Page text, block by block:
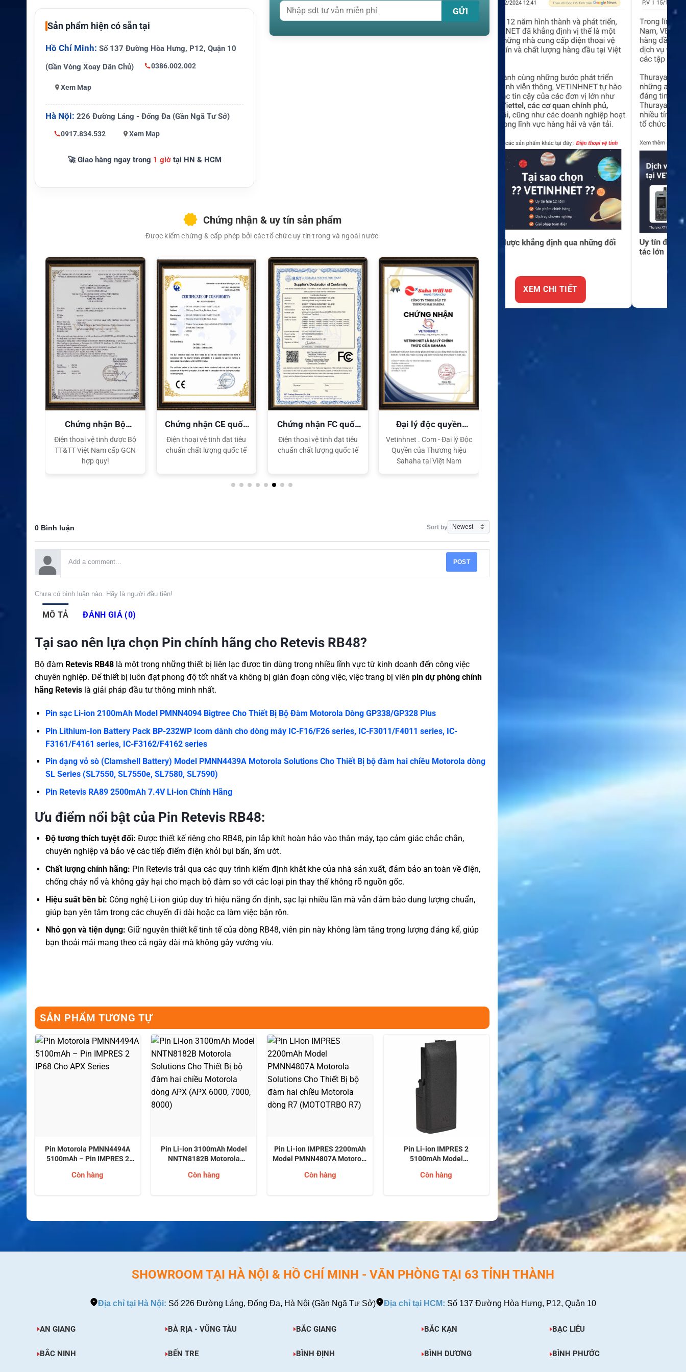
Ứng dụng
sự kiện, nhà hàng, khách sạn
Sản phẩm hiện có sẵn tại
Hồ Chí Minh: Số 137 Đường Hòa Hưng, P12, Quận 10
(Gần Vòng Xoay Dân Chủ)
0386.002.002
Xem Map
Hà Nội: 226 Đường Láng - Đống Đa (Gần Ngã Tư Sở)
0917.834.532 Xem Map
🚀 Giao hàng ngay trong 1 giờtại HN & HCM
Chứng nhận & uy tín sản phẩm
Được kiểm chứng & cấp phép bởi các tổ chức uy tín trong và ngoài nước
Chứng nhận Bộ
TT&TT
Điện thoại vệ tinh được Bộ
TT&TT Việt Nam cấp GCN
hợp quy!
Chứng nhận CE quốc
tế
Điện thoại vệ tinh đạt tiêu
chuẩn chất lượng quốc tế
Chứng nhận FC quốc
tế
Điện thoại vệ tinh đạt tiêu
chuẩn chất lượng quốc tế
Đại lý độc quyền
Sahaha
Vetinhnet . Com - Đại lý Độc
Quyền của Thương hiệu
Sahaha tại Việt Nam
0 Bình luận Sort by
POST
Chưa có bình luận nào. Hãy là người đầu tiên!
MÔ TẢ ĐÁNH GIÁ (0)
Tại sao nên lựa chọn Pin chính hãng cho Retevis RB48?
Bộ đàm Retevis RB48 là một trong những thiết bị liên lạc được tin dùng trong nhiều lĩnh vực từ kinh doanh đến công việc
chuyên nghiệp. Để thiết bị luôn đạt phong độ tốt nhất và không bị gián đoạn công việc, việc trang bị viên pin dự phòng chính
hãng Retevis là giải pháp đầu tư thông minh nhất.
Pin sạc Li-ion 2100mAh Model PMNN4094 Bigtree Cho Thiết Bị Bộ Đàm Motorola Dòng GP338/GP328 Plus
Pin Lithium-Ion Battery Pack BP-232WP Icom dành cho dòng máy IC-F16/F26 series, IC-F3011/F4011 series, IC-
F3161/F4161 series, IC-F3162/F4162 series
Pin dạng vỏ sò (Clamshell Battery) Model PMNN4439A Motorola Solutions Cho Thiết Bị bộ đàm hai chiều Motorola dòng
SL Series (SL7550, SL7550e, SL7580, SL7590)
Pin Retevis RA89 2500mAh 7.4V Li-ion Chính Hãng
Ưu điểm nổi bật của Pin Retevis RB48:
Độ tương thích tuyệt đối: Được thiết kế riêng cho RB48, pin lắp khít hoàn hảo vào thân máy, tạo cảm giác chắc chắn,
chuyên nghiệp và bảo vệ các tiếp điểm điện khỏi bụi bẩn, ẩm ướt.
Chất lượng chính hãng: Pin Retevis trải qua các quy trình kiểm định khắt khe của nhà sản xuất, đảm bảo an toàn về điện,
chống cháy nổ và không gây hại cho mạch bộ đàm so với các loại pin thay thế không rõ nguồn gốc.
Hiệu suất bền bỉ: Công nghệ Li-ion giúp duy trì hiệu năng ổn định, sạc lại nhiều lần mà vẫn đảm bảo dung lượng chuẩn,
giúp bạn yên tâm trong các chuyến đi dài hoặc ca làm việc bận rộn.
Nhỏ gọn và tiện dụng: Giữ nguyên thiết kế tinh tế của dòng RB48, viên pin này không làm tăng trọng lượng đáng kể, giúp
bạn thoải mái mang theo cả ngày dài mà không gây vướng víu.
SẢN PHẨM TƯƠNG TỰ
Pin Motorola PMNN4494A
5100mAh – Pin IMPRES 2
Còn hàng
Pin Li-ion 3100mAh Model
NNTN8182B Motorola
đàm hai chiều Motorola dòng
Còn hàng
Pin Li-ion IMPRES 2200mAh
Model PMNN4807A Motorola
đàm hai chiều Motorola dòng
Còn hàng
Pin Li-ion IMPRES 2
5100mAh Model
Solutions Cho Thiết Bị bộ
Còn hàng
hai
XEM CHI TIẾT XEM CHI TIẾT XEM CHI TIẾT XEM CHI TIẾT
SHOWROOM TẠI HÀ NỘI & HỒ CHÍ MINH - VĂN PHÒNG TẠI 63 TỈNH THÀNH
Địa chỉ tại Hà Nội: Số 226 Đường Láng, Đống Đa, Hà Nội (Gần Ngã Tư Sở) Địa chỉ tại HCM: Số 137 Đường Hòa Hưng, P12, Quận 10
AN GIANG BÀ RỊA - VŨNG TÀU BẮC GIANG BẮC KẠN BẠC LIÊU
BẮC NINH BẾN TRE BÌNH ĐỊNH BÌNH DƯƠNG BÌNH PHƯỚC